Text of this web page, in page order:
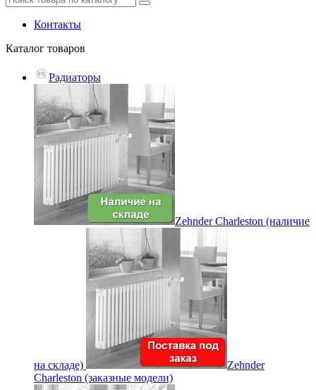
Контакты
Каталог товаров
Радиаторы
Zehnder Charleston (наличие
на складе)
Zehnder
Charleston (заказные модели)